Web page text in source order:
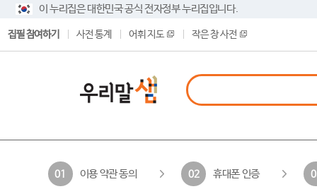
이 누리집은 대한민국 공식 전자정부 누리집입니다.
집필 참여하기 사전 통계 어휘 지도 작은 창 사전
01 이용 약관 동의 02 휴대폰 인증